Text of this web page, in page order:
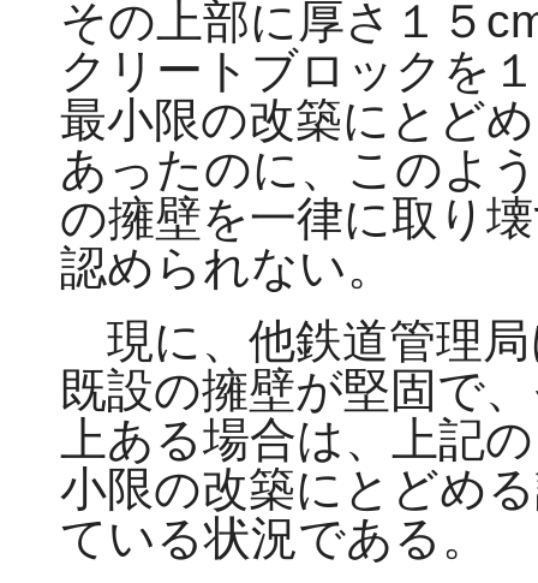
その上部に厚さ１５
クリートブロックを
最小限の改築にとど
あったのに、このよ
の擁壁を一律に取り
認められない。
現に、他鉄道管理
既設の擁壁が堅固で
上ある場合は、上記
小限の改築にとどめ
ている状況である。